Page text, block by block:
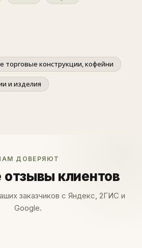
торговые конструкции, кофейни
и изделия
ДОВЕРЯЮТ
клиентов
заказчиков с Яндекс, 2ГИС и
Google.